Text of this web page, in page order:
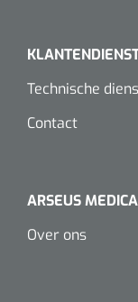
Mölnlycke
Mesalt®
Technische
Contact
ARSEUS
Over ons